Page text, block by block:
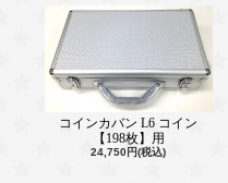
コインカバン L6 コイン
【198枚】用
24,750円(税込)